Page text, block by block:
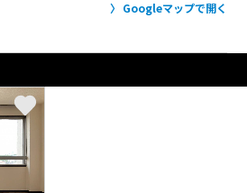
Googleマップで開く